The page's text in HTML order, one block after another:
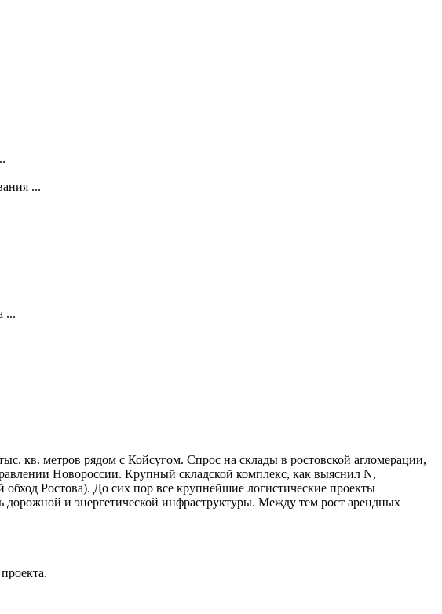
...
...
кв. метров рядом с Койсугом. Спрос на склады в ростовской агломерации,
Новороссии. Крупный складской комплекс, как выяснил N,
Ростова). До сих пор все крупнейшие логистические проекты
дорожной и энергетической инфраструктуры. Между тем рост арендных